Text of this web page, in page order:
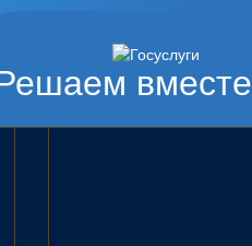
вместе